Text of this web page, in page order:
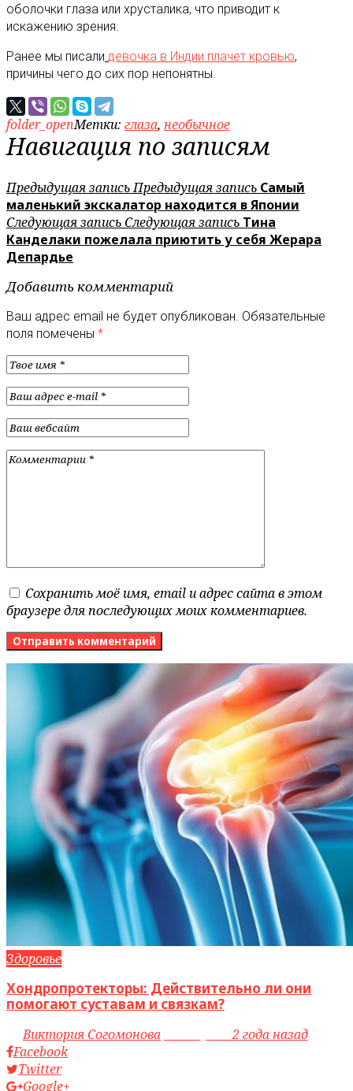
оболочки глаза или хрусталика, что приводит к
искажению зрения.
Ранее мы писали девочка в Индии плачет кровью,
причины чего до сих пор непонятны.
folder_openМетки: глаза, необычное
Навигация по записям
Предыдущая записьПредыдущая запись Самый
маленький экскалатор находится в Японии
Следующая запись Следующая запись Тина
Канделаки пожелала приютить у себя Жерара
Депардье
Добавить комментарий
Ваш адрес email не будет опубликован. Обязательные
поля помечены *
Сохранить моё имя, email и адрес сайта в этом
браузере для последующих моих комментариев.
Здоровье
Хондропротекторы: Действительно ли они
помогают суставам и связкам?
byВиктория Согомонова access_time2 года назад
Facebook
Twitter
Google+